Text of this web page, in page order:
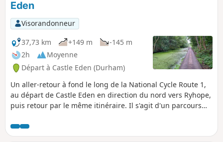
Eden
Visorandonneur
37,73 km
+149 m
-145 m
2h
Moyenne
Départ à Castle Eden (Durham)
Un aller-retour à fond le long de la National Cycle Route 1,
au départ de Castle Eden en direction du nord vers Ryhope,
puis retour par le même itinéraire. Il s'agit d'un parcours
https://www.visorando.co.uk/walk-castle-... bien qu'il ne soit
pas aussi pittoresque.